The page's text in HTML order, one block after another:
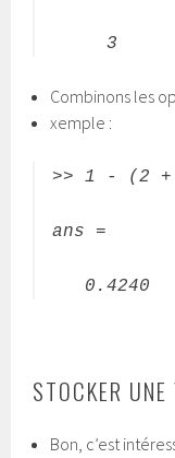
3
Combinons les
xemple :
>> 1 - (2
ans =
0.4240
STOCKER
Bon, c’est